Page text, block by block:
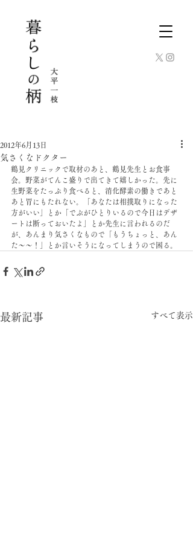
気さくなドクター
2012年6月13日
鶴見クリニックで取材のあと、鶴見先生とお食事
会。野菜がてんこ盛りで出てきて嬉しかった。先に
生野菜をたっぷり食べると、消化酵素の働きであと
あと胃にもたれない。「あなたは相撲取りになった
方がいい」とか「でぶがひとりいるので今日はデザ
ートは断っておいたよ」とか先生に言われるのだ
が、あんまり気さくなもので「もうちょっと、あん
た〜〜！」とか言いそうになってしまうので困る。
最新記事 すべて表示